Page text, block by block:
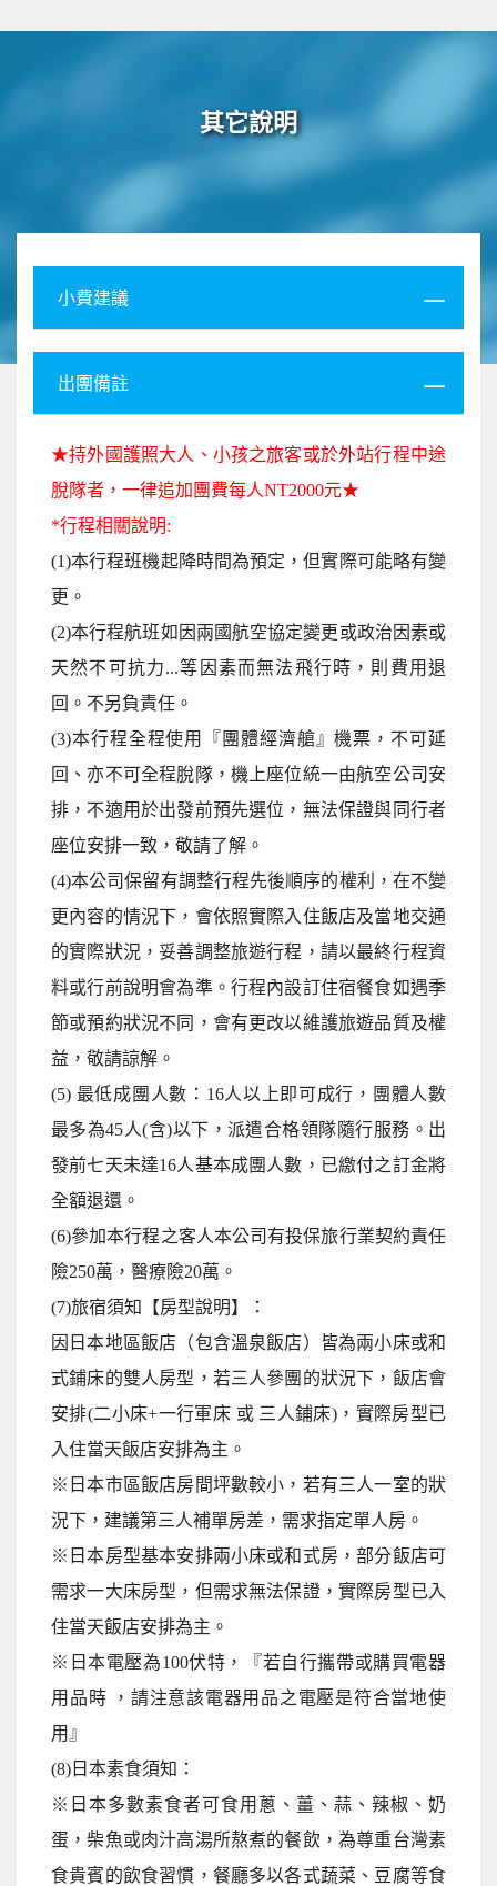
其它說明
小費建議
出團備註
★持外國護照大人、小孩之旅客或於外站行程中途
脫隊者，一律追加團費每人NT2000元★
*行程相關說明:
(1)本行程班機起降時間為預定，但實際可能略有變
更。
(2)本行程航班如因兩國航空協定變更或政治因素或
天然不可抗力...等因素而無法飛行時，則費用退
回。不另負責任。
(3)本行程全程使用『團體經濟艙』機票，不可延
回、亦不可全程脫隊，機上座位統一由航空公司安
排，不適用於出發前預先選位，無法保證與同行者
座位安排一致，敬請了解。
(4)本公司保留有調整行程先後順序的權利，在不變
更內容的情況下，會依照實際入住飯店及當地交通
的實際狀況，妥善調整旅遊行程，請以最終行程資
料或行前說明會為準。行程內設訂住宿餐食如遇季
節或預約狀況不同，會有更改以維護旅遊品質及權
益，敬請諒解。
(5) 最低成團人數：16人以上即可成行，團體人數
最多為45人(含)以下，派遣合格領隊隨行服務。出
發前七天未達16人基本成團人數，已繳付之訂金將
全額退還。
(6)參加本行程之客人本公司有投保旅行業契約責任
險250萬，醫療險20萬。
(7)旅宿須知【房型說明】：
因日本地區飯店（包含溫泉飯店）皆為兩小床或和
式鋪床的雙人房型，若三人參團的狀況下，飯店會
安排(二小床+一行軍床 或 三人鋪床)，實際房型已
入住當天飯店安排為主。
※日本市區飯店房間坪數較小，若有三人一室的狀
況下，建議第三人補單房差，需求指定單人房。
※日本房型基本安排兩小床或和式房，部分飯店可
需求一大床房型，但需求無法保證，實際房型已入
住當天飯店安排為主。
※日本電壓為100伏特，『若自行攜帶或購買電器
用品時 ，請注意該電器用品之電壓是符合當地使
用』
(8)日本素食須知：
※日本多數素食者可食用蔥、薑、蒜、辣椒、奶
蛋，柴魚或肉汁高湯所熬煮的餐飲，為尊重台灣素
食貴賓的飲食習慣，餐廳多以各式蔬菜、豆腐等食